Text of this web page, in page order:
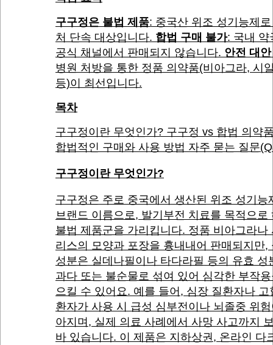
구구정은 불법 제품: 중국산 위조 성기능제
처 단속 대상입니다. 합법 구매 불가: 국내 약
공식 채널에서 판매되지 않습니다. 안전 대
병원 처방을 통한 정품 의약품(비아그라, 시
등)이 최선입니다.
목차
구구정이란 무엇인가? 구구정 vs 합법 의약
합법적인 구매와 사용 방법 자주 묻는 질문
구구정이란 무엇인가?
구구정은 주로 중국에서 생산된 위조 성기능
브랜드 이름으로, 발기부전 치료를 목적으로
불법 제품군을 가리킵니다. 정품 비아그라나
리스의 모양과 포장을 흉내내어 판매되지만,
성분은 실데나필이나 타다라필 등의 유효 성
과다 또는 불순물로 섞여 있어 심각한 부작
으킬 수 있어요. 예를 들어, 심장 질환자나 고
환자가 사용 시 급성 심부전이나 뇌졸중 위
아지며, 실제 의료 사례에서 사망 사고까지
바 있습니다. 이 제품은 지하상권, 온라인 다